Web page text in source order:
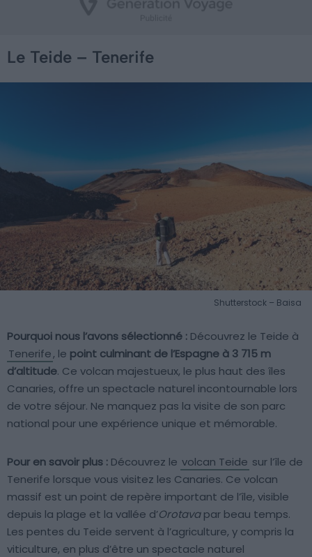
Le Teide – Tenerife
Shutterstock – Baisa
Pourquoi nous l’avons sélectionné : Découvrez le Teide à
Tenerife, le point culminant de l’Espagne à 3 715 m
d’altitude. Ce volcan majestueux, le plus haut des îles
Canaries, offre un spectacle naturel incontournable lors
de votre séjour. Ne manquez pas la visite de son parc
national pour une expérience unique et mémorable.
Pour en savoir plus : Découvrez le volcan Teide sur l’île de
Tenerife lorsque vous visitez les Canaries. Ce volcan
massif est un point de repère important de l’île, visible
depuis la plage et la vallée d’Orotavapar beau temps.
Les pentes du Teide servent à l’agriculture, y compris la
viticulture, en plus d’être un spectacle naturel